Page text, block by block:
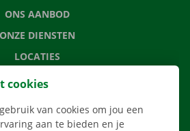
ONS AANBOD
ONZE DIENSTEN
LOCATIES
APP
cookies
van cookies om jou een
aan te bieden en je